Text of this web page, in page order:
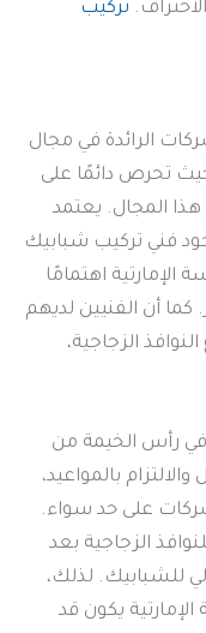
تركيب
الرائدة في مجال
تحرص دائمًا على
المجال. يعتمد
فني تركيب شبابيك
اهتمامًا
كما أن الفنيين لديهم
الزجاجية،
في رأس الخيمة من
بالمواعيد،
على حد سواء.
الزجاجية بعد
للشبابيك. لذلك،
يكون قد